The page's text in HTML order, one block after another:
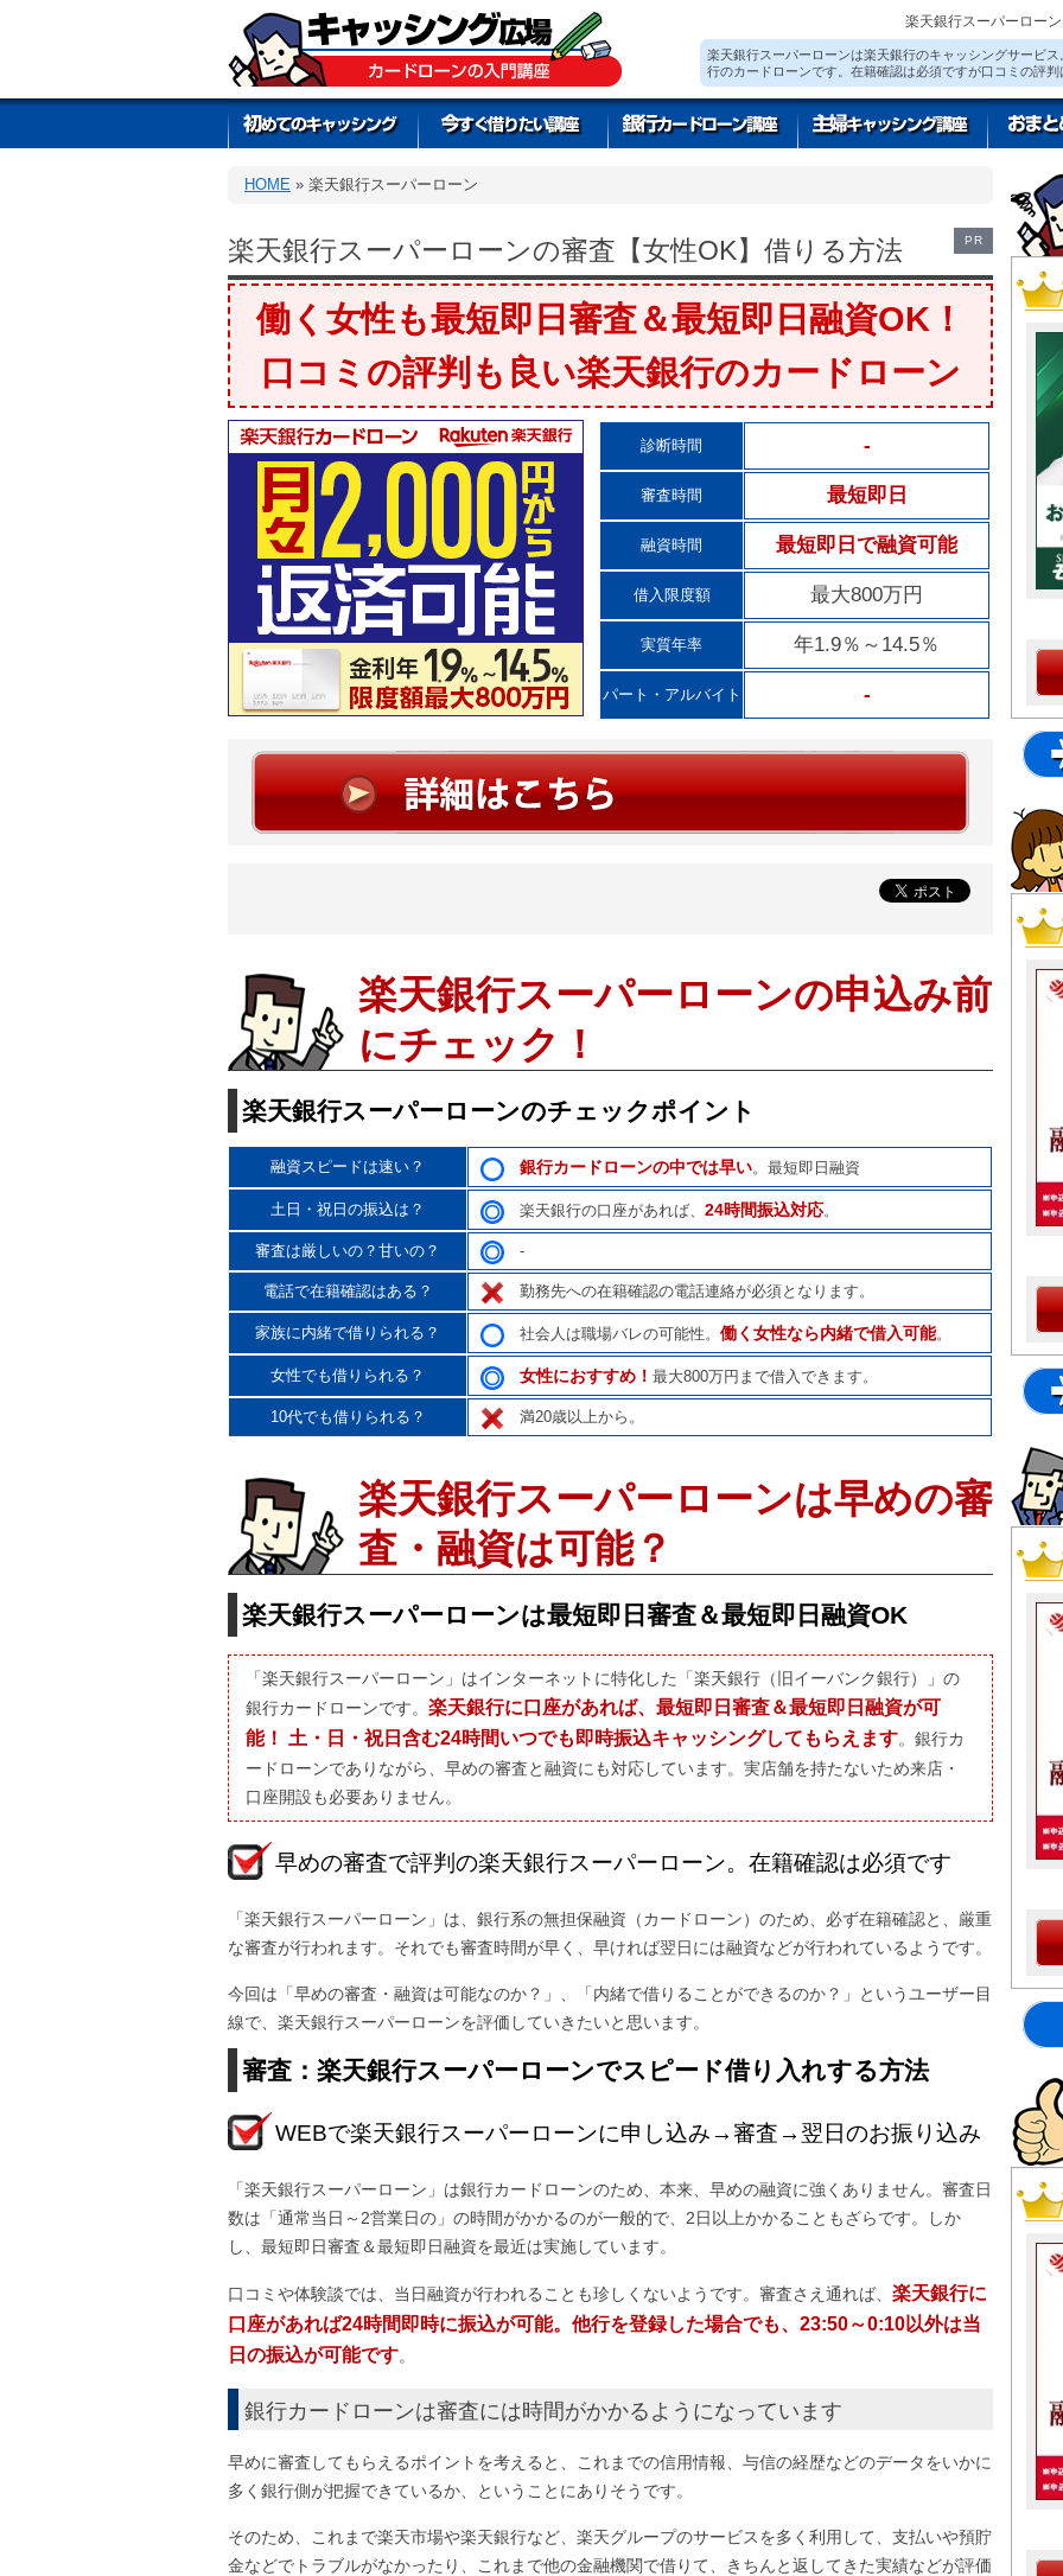
楽天銀行スーパーロー
楽天銀行スーパーローンは楽天銀行のキャッシングサービ
行のカードローンです。在籍確認は必須ですが口コミの評
HOME » 楽天銀行スーパーローン
PR
楽天銀行スーパーローンの審査【女性OK】借りる方法
働く女性も最短即日審査＆最短即日融資OK！
口コミの評判も良い楽天銀行のカードローン
診断時間 -
審査時間 最短即日
融資時間 最短即日で融資可能
借入限度額 最大800万円
実質年率 年1.9％～14.5％
パート・アルバイト -
楽天銀行スーパーローンの申込み前
にチェック！
楽天銀行スーパーローンのチェックポイント
融資スピードは速い？ 銀行カードローンの中では早い。最短即日融資
土日・祝日の振込は？ 楽天銀行の口座があれば、24時間振込対応。
審査は厳しいの？甘いの？ -
電話で在籍確認はある？ 勤務先への在籍確認の電話連絡が必須となります。
家族に内緒で借りられる？ 社会人は職場バレの可能性。働く女性なら内緒で借入可能。
女性でも借りられる？ 女性におすすめ！最大800万円まで借入できます。
10代でも借りられる？ 満20歳以上から。
楽天銀行スーパーローンは早めの審
査・融資は可能？
楽天銀行スーパーローンは最短即日審査＆最短即日融資OK
「楽天銀行スーパーローン」はインターネットに特化した「楽天銀行（旧イーバンク銀行）」の
銀行カードローンです。楽天銀行に口座があれば、最短即日審査＆最短即日融資が可
能！ 土・日・祝日含む24時間いつでも即時振込キャッシングしてもらえます。銀行カ
ードローンでありながら、早めの審査と融資にも対応しています。実店舗を持たないため来店・
口座開設も必要ありません。
早めの審査で評判の楽天銀行スーパーローン。在籍確認は必須です
「楽天銀行スーパーローン」は、銀行系の無担保融資（カードローン）のため、必ず在籍確認と、厳重
な審査が行われます。それでも審査時間が早く、早ければ翌日には融資などが行われているようです。
今回は「早めの審査・融資は可能なのか？」、「内緒で借りることができるのか？」というユーザー目
線で、楽天銀行スーパーローンを評価していきたいと思います。
審査：楽天銀行スーパーローンでスピード借り入れする方法
WEBで楽天銀行スーパーローンに申し込み→審査→翌日のお振り込み
「楽天銀行スーパーローン」は銀行カードローンのため、本来、早めの融資に強くありません。審査日
数は「通常当日～2営業日の」の時間がかかるのが一般的で、2日以上かかることもざらです。しか
し、最短即日審査＆最短即日融資を最近は実施しています。
口コミや体験談では、当日融資が行われることも珍しくないようです。審査さえ通れば、 楽天銀行に
口座があれば24時間即時に振込が可能。他行を登録した場合でも、23:50～0:10以外は当
日の振込が可能です。
銀行カードローンは審査には時間がかかるようになっています
早めに審査してもらえるポイントを考えると、これまでの信用情報、与信の経歴などのデータをいかに
多く銀行側が把握できているか、ということにありそうです。
そのため、これまで楽天市場や楽天銀行など、楽天グループのサービスを多く利用して、支払いや預貯
金などでトラブルがなかったり、これまで他の金融機関で借りて、きちんと返してきた実績などが評価